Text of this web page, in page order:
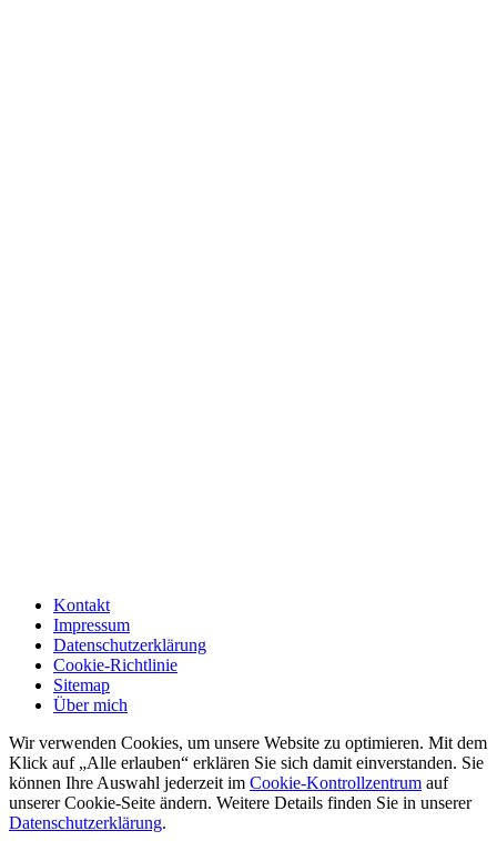
Kontakt
Impressum
Datenschutzerklärung
Cookie-Richtlinie
Sitemap
Über mich
Wir verwenden Cookies, um unsere Website zu optimieren. Mit dem
Klick auf „Alle erlauben“ erklären Sie sich damit einverstanden. Sie
können Ihre Auswahl jederzeit im Cookie-Kontrollzentrum auf
unserer Cookie-Seite ändern. Weitere Details finden Sie in unserer
Datenschutzerklärung.